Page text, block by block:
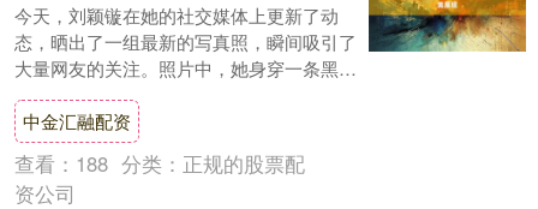
今天，刘颖镟在她的社交媒体上更新了动
态，晒出了一组最新的写真照，瞬间吸引了
大量网友的关注。照片中，她身穿一条黑色
连衣裙，展现出完美的身材曲线，脸上洋溢
着灿烂的笑....
中金汇融配资
查看： 188 分类： 正规的股票配
资公司